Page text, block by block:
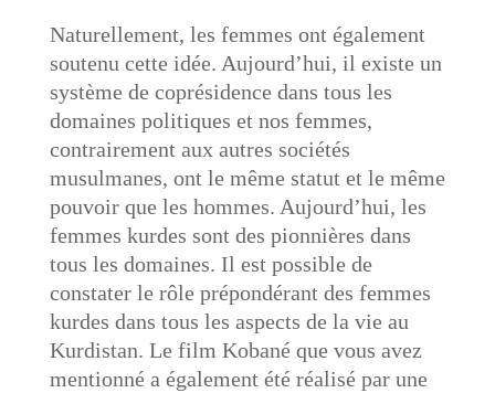
Naturellement, les femmes ont également
soutenu cette idée. Aujourd’hui, il existe un
système de coprésidence dans tous les
domaines politiques et nos femmes,
contrairement aux autres sociétés
musulmanes, ont le même statut et le même
pouvoir que les hommes. Aujourd’hui, les
femmes kurdes sont des pionnières dans
tous les domaines. Il est possible de
constater le rôle prépondérant des femmes
kurdes dans tous les aspects de la vie au
Kurdistan. Le film Kobané que vous avez
mentionné a également été réalisé par une